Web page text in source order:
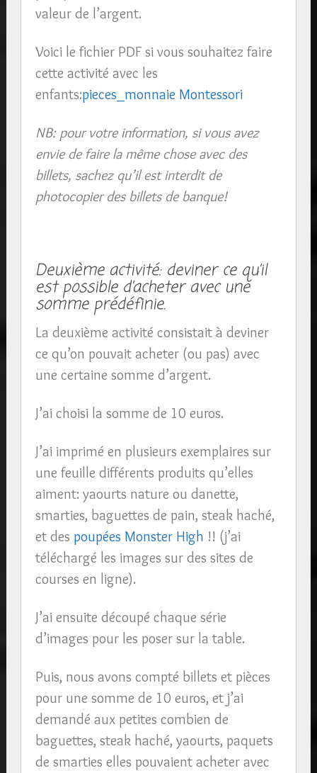
valeur de l’argent.
Voici le fichier PDF si vous souhaitez faire
cette activité avec les
enfants:pieces_monnaie Montessori
NB: pour votre information, si vous avez
envie de faire la même chose avec des
billets, sachez qu’il est interdit de
photocopier des billets de banque!
Deuxième activité: deviner ce qu’il
est possible d’acheter avec une
somme prédéfinie.
La deuxième activité consistait à deviner
ce qu’on pouvait acheter (ou pas) avec
une certaine somme d’argent.
J’ai choisi la somme de 10 euros.
J’ai imprimé en plusieurs exemplaires sur
une feuille différents produits qu’elles
aiment: yaourts nature ou danette,
smarties, baguettes de pain, steak haché,
et des poupées Monster High !! (j’ai
téléchargé les images sur des sites de
courses en ligne).
J’ai ensuite découpé chaque série
d’images pour les poser sur la table.
Puis, nous avons compté billets et pièces
pour une somme de 10 euros, et j’ai
demandé aux petites combien de
baguettes, steak haché, yaourts, paquets
de smarties elles pouvaient acheter avec